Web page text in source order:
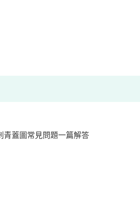
青蓋圖常見問題一篇解答